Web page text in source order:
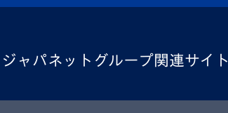
ジャパネットグループ関連サイト